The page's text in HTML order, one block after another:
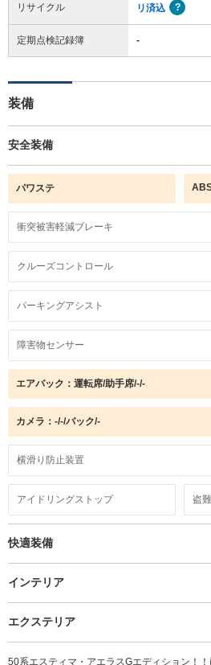
リサイクル リ済込
定期点検記録簿 -
装備
安全装備
パワステ
衝突被害軽減ブレーキ
クルーズコントロール
パーキングアシスト
障害物センサー
エアバック：運転席/助手席/-/-
カメラ：-/-/バック/-
横滑り防止装置
アイドリングストップ 盗
快適装備
インテリア
エクステリア
50系エスティマ・アエラスGエディション